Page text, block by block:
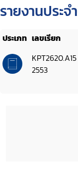
รายงานประ
ประเภท เลขเรียก
2553